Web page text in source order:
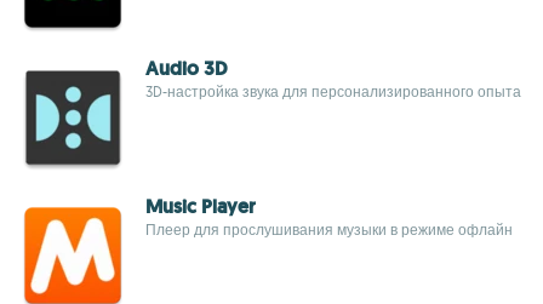
Audio 3D
3D-настройка звука для персонализированного опыта
Music Player
Плеер для прослушивания музыки в режиме офлайн